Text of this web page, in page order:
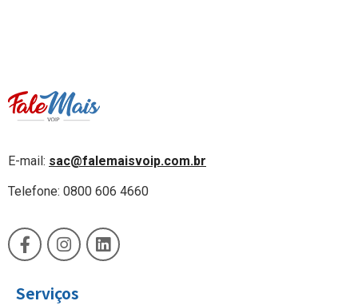
E-mail: sac@falemaisvoip.com.br
Telefone: 0800 606 4660
Serviços